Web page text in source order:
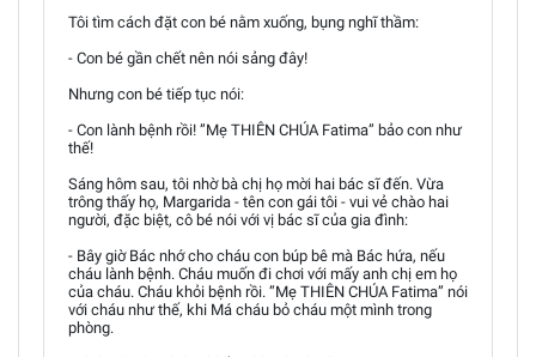
Tôi tìm cách đặt con bé nằm xuống, bụng nghĩ thầm:
- Con bé gần chết nên nói sảng đây!
Nhưng con bé tiếp tục nói:
- Con lành bệnh rồi! ”Mẹ THIÊN CHÚA Fatima” bảo con như
thế!
Sáng hôm sau, tôi nhờ bà chị họ mời hai bác sĩ đến. Vừa
trông thấy họ, Margarida - tên con gái tôi - vui vẻ chào hai
người, đặc biệt, cô bé nói với vị bác sĩ của gia đình:
- Bây giờ Bác nhớ cho cháu con búp bê mà Bác hứa, nếu
cháu lành bệnh. Cháu muốn đi chơi với mấy anh chị em họ
của cháu. Cháu khỏi bệnh rồi. ”Mẹ THIÊN CHÚA Fatima” nói
với cháu như thế, khi Má cháu bỏ cháu một mình trong
phòng.